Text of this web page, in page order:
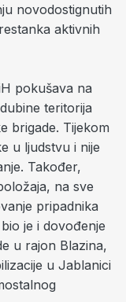
novodostignutih
aktivnih
pokušava na
teritorija
brigade. Tijekom
u ljudstvu i nije
Također,
na sve
pripadnika
je i dovođenje
u rajon Blazina,
u Jablanici